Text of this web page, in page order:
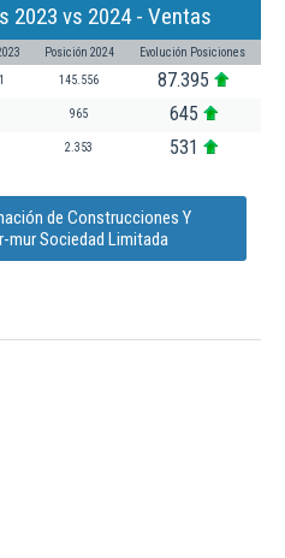
2023 vs 2024 - Ventas
Posición 2024 Evolución Posiciones
145.556 87.395
965 645
2.353 531
de Construcciones Y
mur Sociedad Limitada